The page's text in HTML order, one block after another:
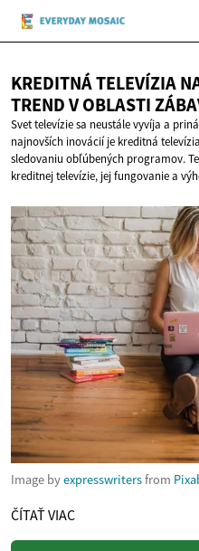
KREDITNÁ TELEVÍZIA
TREND V OBLASTI
Svet televízie sa neustále vyvíja a
najnovších inovácií je kreditná
sledovaniu obľúbených programov.
kreditnej televízie, jej fungovanie a
Image byexpresswritersfrom
ČÍTAŤ VIAC